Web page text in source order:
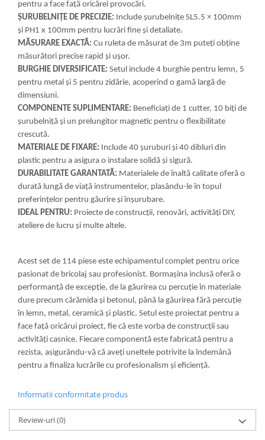
pentru a face față oricărei provocări.
ȘURUBELNIȚE DE PRECIZIE: Include șurubelnițe SL5.5 × 100mm
și PH1 x 100mm pentru lucrări fine și detaliate.
MĂSURARE EXACTĂ: Cu ruleta de măsurat de 3m puteți obține
măsurători precise rapid și ușor.
BURGHIE DIVERSIFICATE: Setul include 4 burghie pentru lemn, 5
pentru metal și 5 pentru zidărie, acoperind o gamă largă de
dimensiuni.
COMPONENTE SUPLIMENTARE: Beneficiați de 1 cutter, 10 biți de
șurubelniță și un prelungitor magnetic pentru o flexibilitate
crescută.
MATERIALE DE FIXARE: Include 40 șuruburi și 40 dibluri din
plastic pentru a asigura o instalare solidă și sigură.
DURABILITATE GARANTATĂ: Materialele de înaltă calitate oferă o
durată lungă de viață instrumentelor, plasându-le în topul
preferințelor pentru găurire și înșurubare.
IDEAL PENTRU: Proiecte de construcții, renovări, activități DIY,
ateliere de lucru și multe altele.
Acest set de 114 piese este echipamentul complet pentru orice
pasionat de bricolaj sau profesionist. Bormașina inclusă oferă o
performanță de excepție, de la găurirea cu percuție în materiale
dure precum cărămida și betonul, până la găurirea fără percuție
în lemn, metal, ceramică și plastic. Setul este proiectat pentru a
face față oricărui proiect, fie că este vorba de construcții sau
activități casnice. Fiecare componentă este fabricată pentru a
rezista, asigurându-vă că aveți uneltele potrivite la îndemână
pentru a finaliza lucrările cu profesionalism și eficiență.
Informatii conformitate produs
Review-uri(0)